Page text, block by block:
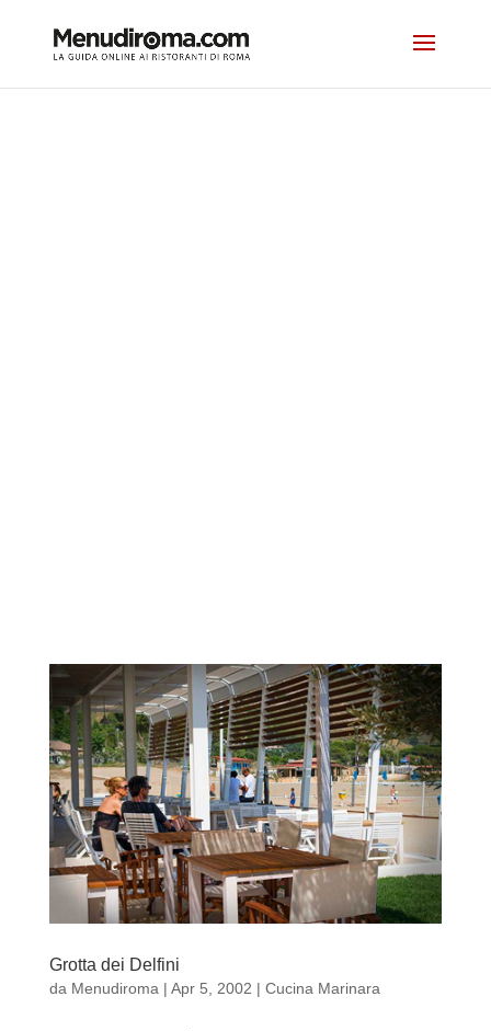
Grotta dei Delfini
da Menudiroma| Apr 5, 2002 | Cucina Marinara